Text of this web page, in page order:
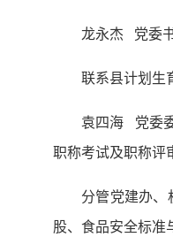
龙永杰 党委
联系县计划生
袁四海 党委
职称考试及职称
分管党建办
股、食品安全标准